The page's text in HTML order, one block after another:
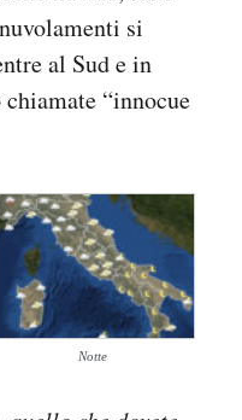
si
al Sud e in
“innocue
Notte